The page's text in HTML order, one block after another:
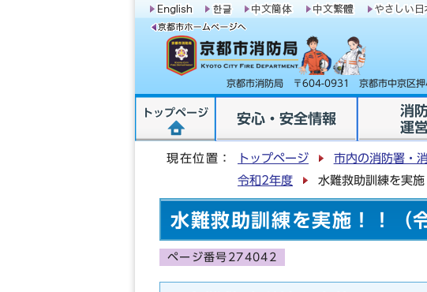
京都市消防局 〒604-0931 京都市中京区
トップページ 安心・安全情報
消
運
現在位置： トップページ 市内の消防署・
令和2年度
水難救助訓練を実
水難救助訓練を実施！！（
ページ番号274042